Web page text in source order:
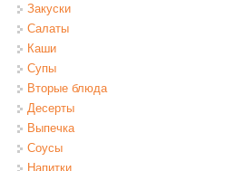
Закуски
Салаты
Каши
Супы
Вторые блюда
Десерты
Выпечка
Соусы
Напитки